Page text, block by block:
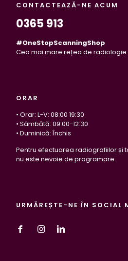
CONTACTEAZĂ-NE ACUM
0365 913
#OneStopScanningShop
Cea mai mare rețea de radiologie
ORAR
• Orar: L-V: 08:00 19:30
• Sâmbătă: 09:00-12:30
• Duminică: Închis
Pentru efectuarea radiografiilor și
nu este nevoie de programare.
URMĂREȘTE-NE ÎN SOCIAL